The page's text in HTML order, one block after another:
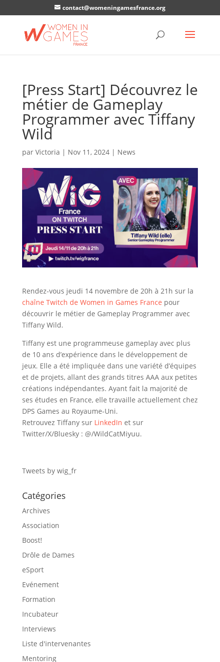
contact@womeningamesfrance.org
[Press Start] Découvrez le
métier de Gameplay
Programmer avec Tiffany
Wild
par Victoria | Nov 11, 2024| News
Rendez-vous jeudi 14 novembre de 20h à 21h sur la
chaîne Twitch de Women in Games France pour
découvrir le métier de Gameplay Programmer avec
Tiffany Wild.
Tiffany est une programmeuse gameplay avec plus
de 10 ans d’expérience dans le développement de
jeux. Elle a été impliquée dans une variété d’équipes
et de projets, allant des grands titres AAA aux petites
créations indépendantes. Ayant fait la majorité de
ses études en France, elle travaille actuellement chez
DPS Games au Royaume-Uni.
Retrouvez Tiffany sur LinkedIn et sur
Twitter/X/Bluesky : @/WildCatMiyuu.
Tweets by wig_fr
Catégories
Archives
Association
Boost!
Drôle de Dames
eSport
Evénement
Formation
Incubateur
Interviews
Liste d'intervenantes
Mentoring